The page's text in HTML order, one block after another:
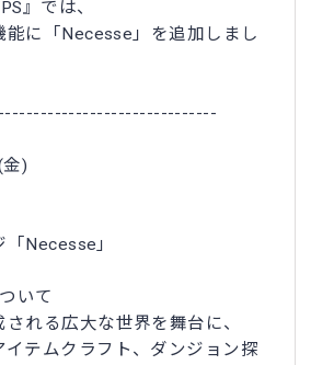
』では、
能に「Necesse」を追加しまし
)
Necesse」
いて
れる広大な世界を舞台に、
テムクラフト、ダンジョン探